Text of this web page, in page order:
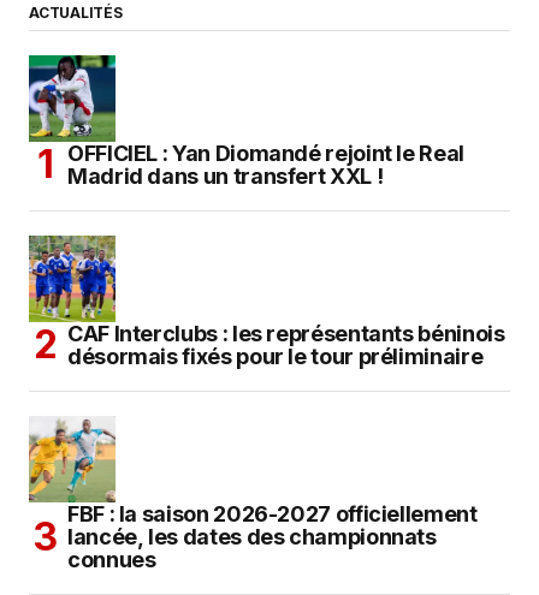
ACTUALITÉS
OFFICIEL : Yan Diomandé rejoint le Real
Madrid dans un transfert XXL !
CAF Interclubs : les représentants béninois
désormais fixés pour le tour préliminaire
FBF : la saison 2026-2027 officiellement
lancée, les dates des championnats
connues